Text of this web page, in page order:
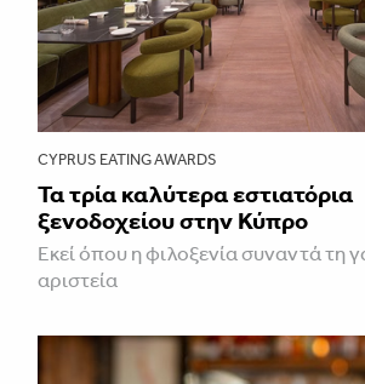
CYPRUS EATING AWARDS
Τα τρία καλύτερα εστιατόρια
ξενοδοχείου στην Κύπρο
Εκεί όπου η φιλοξενία συναντά τη
αριστεία